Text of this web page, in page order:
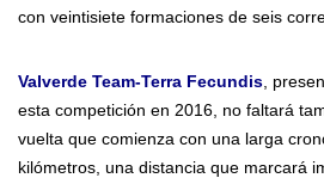
con veintisiete formaciones de seis
Valverde Team-Terra Fecundis ,
esta competición en 2016, no faltará
vuelta que comienza con una larga
kilómetros, una distancia que marcará